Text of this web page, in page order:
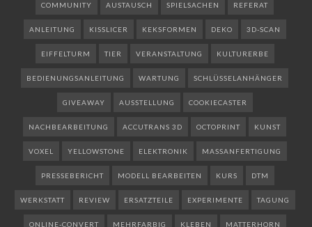
COMMUNITY AUSTAUSCH SPIELSACHEN REFERAT
ANLEITUNG KISSLICER KEKSFORMEN DEKO 3D-SCAN
EIFFELTURM TIER VERANSTALTUNG KULTURERBE
BEDIENUNGSANLEITUNG WARTUNG SCHLÜSSELANHÄNGER
GIVEAWAY AUSSTELLUNG COOKIECASTER
NACHBEARBEITUNG ACCUTRANS 3D OCTOPRINT KUNST
VOXEL YELLOWSTONE ELEKTRONIK MASSANFERTIGUNG
PRESSEBERICHT MODELL BEARBEITEN KURS DTM
WERKSTATT REVIEW ERSATZTEILE EXPERIMENTE TAGUNG
ONLINE-CONVERT MEHRFARBIG KLEBEN MATTERHORN